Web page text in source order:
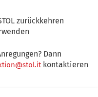
zurückkehren
Dann
kontaktieren